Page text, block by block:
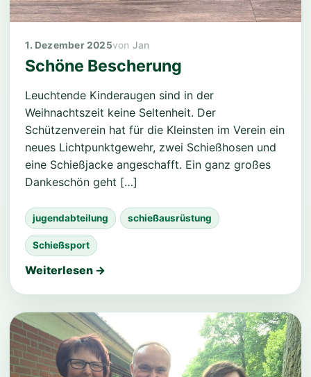
1. Dezember 2025 Jan
Schöne Bescherung
Leuchtende Kinderaugen sind in der
Weihnachtszeit keine Seltenheit. Der
Schützenverein hat für die Kleinsten im Verein ein
neues Lichtpunktgewehr, zwei Schießhosen und
eine Schießjacke angeschafft. Ein ganz großes
Dankeschön geht […]
jugendabteilung schießausrüstung
Schießsport
Weiterlesen →